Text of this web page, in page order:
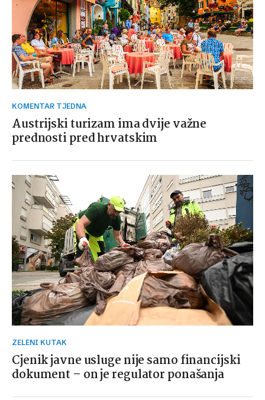
KOMENTAR TJEDNA
Austrijski turizam ima dvije važne
prednosti pred hrvatskim
ZELENI KUTAK
Cjenik javne usluge nije samo financijski
dokument – on je regulator ponašanja